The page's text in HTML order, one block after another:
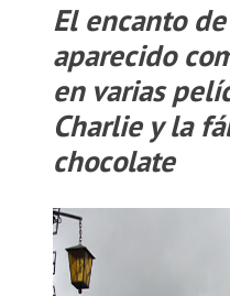
El encanto
aparecido
en varias
Charlie y la
chocolate